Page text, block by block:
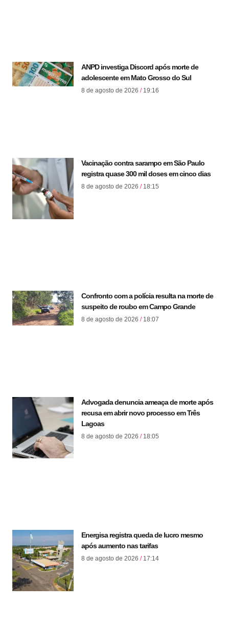
ANPD investiga Discord após morte de
adolescente em Mato Grosso do Sul
8 de agosto de 2026 19:16
Vacinação contra sarampo em São Paulo
registra quase 300 mil doses em cinco dias
8 de agosto de 2026 18:15
Confronto com a polícia resulta na morte de
suspeito de roubo em Campo Grande
8 de agosto de 2026 18:07
Advogada denuncia ameaça de morte após
recusa em abrir novo processo em Três
Lagoas
8 de agosto de 2026 18:05
Energisa registra queda de lucro mesmo
após aumento nas tarifas
8 de agosto de 2026 17:14